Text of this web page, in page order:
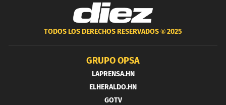
TODOS LOS DERECHOS RESERVADOS ®2025
GRUPO OPSA
LAPRENSA.HN
ELHERALDO.HN
GOTV